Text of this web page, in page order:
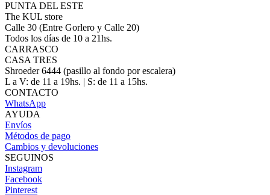
PUNTA DEL ESTE
The KUL store
Calle 30 (Entre Gorlero y Calle 20)
Todos los días de 10 a 21hs.
CARRASCO
CASA TRES
Shroeder 6444 (pasillo al fondo por escalera)
L a V: de 11 a 19hs. | S: de 11 a 15hs.
CONTACTO
WhatsApp
AYUDA
Envíos
Métodos de pago
Cambios y devoluciones
SEGUINOS
Instagram
Facebook
Pinterest